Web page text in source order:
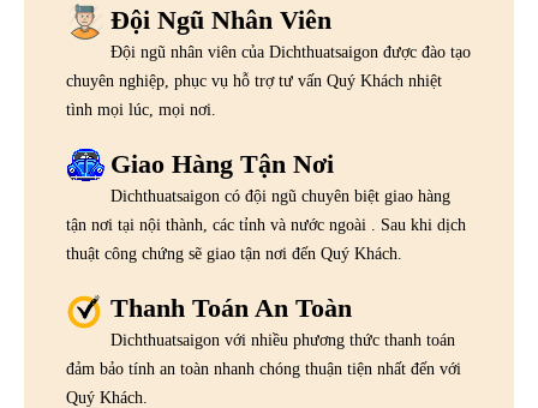
Đội Ngũ Nhân Viên
Đội ngũ nhân viên của Dichthuatsaigon được đào tạo
chuyên nghiệp, phục vụ hỗ trợ tư vấn Quý Khách nhiệt
tình mọi lúc, mọi nơi.
Giao Hàng Tận Nơi
Dichthuatsaigon có đội ngũ chuyên biệt giao hàng
tận nơi tại nội thành, các tỉnh và nước ngoài . Sau khi dịch
thuật công chứng sẽ giao tận nơi đến Quý Khách.
Thanh Toán An Toàn
Dichthuatsaigon với nhiều phương thức thanh toán
đảm bảo tính an toàn nhanh chóng thuận tiện nhất đến với
Quý Khách.